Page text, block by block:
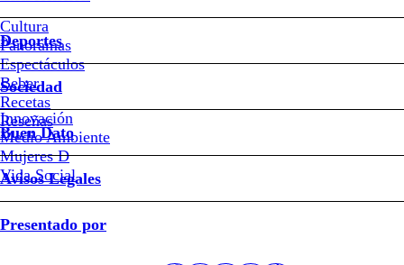
Cultura
Panoramas
Espectáculos
Beber
Recetas
Reseñas
Deportes
Sociedad
Innovación
Medio Ambiente
Mujeres D
Vida Social
Buen Dato
Avisos Legales
Presentado por
“No
ayuda
en
nada”:
presidenta
Notas relacionadas
02 de Julio de 2026
VIDEO – Así fue la salida desde